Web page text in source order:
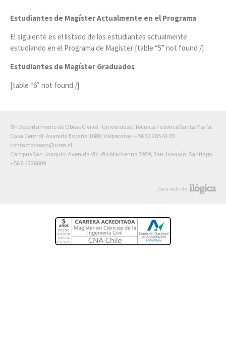
Estudiantes de Magíster Actualmente en el Programa
El siguiente es el listado de los estudiantes actualmente
estudiando en el Programa de Magíster [table “5” not found /]
Estudiantes de Magíster Graduados
[table “6” not found /]
© · Departamento de Obras Civiles · Universidad Técnica Federico Santa María
Casa Central: Avenida España 1680, Valparaíso · +56 32 265 41 85 ·
contactodoocc@usm.cl
Campus San Joaquín: Avenida Vicuña Mackenna 3939, San Joaquín, Santiago. ·
+56 2 4326609